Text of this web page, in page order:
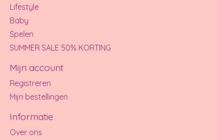
Lifestyle
Baby
Spelen
SUMMER SALE 50% KORTING
Mijn account
Registreren
Mijn bestellingen
Informatie
Over ons